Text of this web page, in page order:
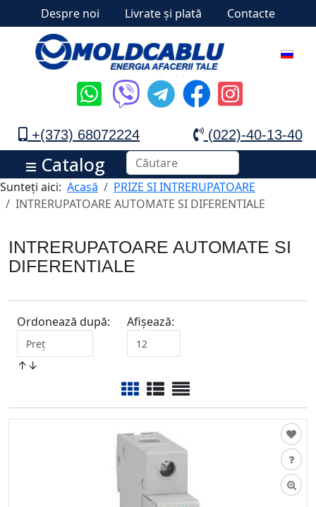
Despre noi Livrate și plată Contacte
+(373) 68072224 (022)-40-13-40
Catalog
Sunteți aici: Acasă
PRIZE SI INTRERUPATOARE
INTRERUPATOARE AUTOMATE SI DIFERENTIALE
INTRERUPATOARE AUTOMATE SI
DIFERENTIALE
Ordonează după:
↑↓
Afișează: